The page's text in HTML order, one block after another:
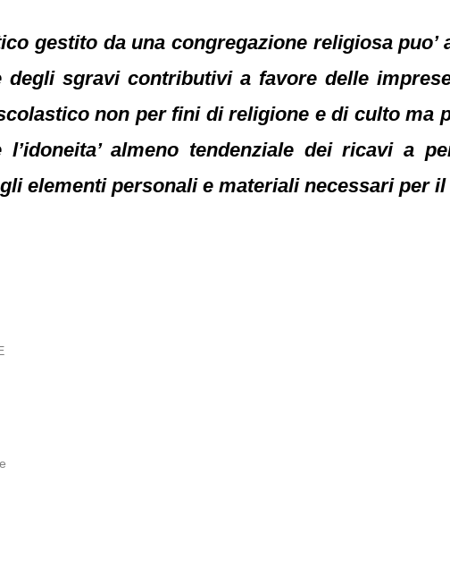
gestito da una congregazione religiosa
sgravi contributivi a favore delle
non per fini di religione e di culto ma
l’idoneita’ almeno tendenziale dei ricavi a
elementi personali e materiali necessari per